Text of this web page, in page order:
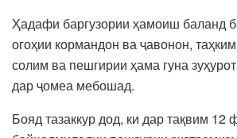
Ҳадафи баргузории ҳамоиш баланд
огоҳии кормандон ва ҷавонон,
солим ва пешгирии ҳама гуна
дар ҷомеа мебошад.
Бояд тазаккур дод, ки дар тақвим 12